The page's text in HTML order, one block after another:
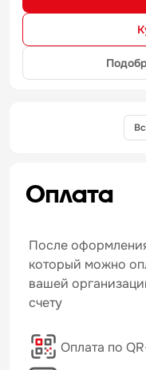
Оплата
После
который можно
вашей
счету
Оплата по